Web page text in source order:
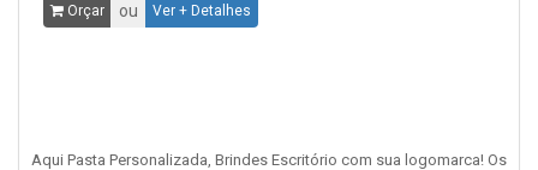
Orçar ou Ver + Detalhes
Aqui Pasta Personalizada, Brindes Escritório com sua logomarca! Os